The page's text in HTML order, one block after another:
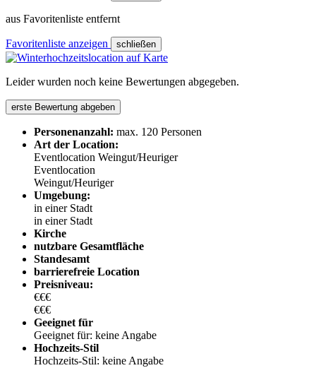
aus Favoritenliste entfernt
Favoritenliste anzeigen schließen
Leider wurden noch keine Bewertungen abgegeben.
erste Bewertung abgeben
Personenanzahl: max. 120 Personen
Art der Location:
Eventlocation Weingut/Heuriger
Eventlocation
Weingut/Heuriger
Umgebung:
in einer Stadt
in einer Stadt
Kirche
nutzbare Gesamtfläche
Standesamt
barrierefreie Location
Preisniveau:
€€€
€€€
Geeignet für
Geeignet für: keine Angabe
Hochzeits-Stil
Hochzeits-Stil: keine Angabe